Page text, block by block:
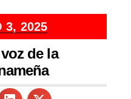
3, 2025
de la